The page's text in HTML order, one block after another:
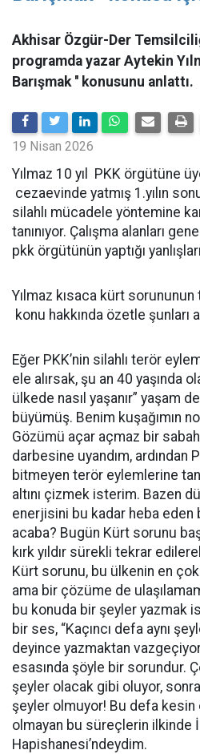
Akhisar Özgür-Der
programda yazar Aytekin
Barışmak '' konusunu anlattı.
19 Nisan 2026
Yılmaz 10 yıl PKK örgütüne
cezaevinde yatmış 1.yılın
silahlı mücadele yöntemine
tanınıyor. Çalışma alanları
pkk örgütünün yaptığı
Yılmaz kısaca kürt
konu hakkında özetle şunları
Eğer PKK’nin silahlı terör
ele alırsak, şu an 40 yaşında
ülkede nasıl yaşanır” yaşam
büyümüş. Benim kuşağımın
Gözümü açar açmaz bir
darbesine uyandım, ardından
bitmeyen terör eylemlerine
altını çizmek isterim. Bazen
enerjisini bu kadar heba eden
acaba? Bugün Kürt sorunu
kırk yıldır sürekli tekrar
Kürt sorunu, bu ülkenin en çok
ama bir çözüme de
bu konuda bir şeyler yazmak
bir ses, “Kaçıncı defa aynı
deyince yazmaktan
esasında şöyle bir sorundur.
şeyler olacak gibi oluyor,
şeyler olmuyor! Bu defa kesin
olmayan bu süreçlerin ilkinde
Hapishanesi’ndeydim.